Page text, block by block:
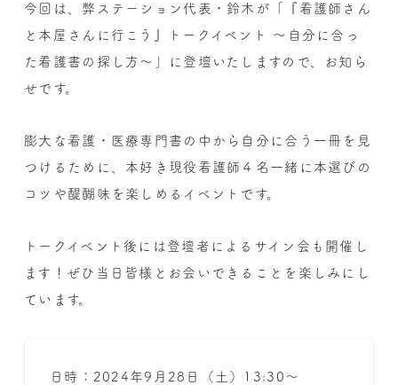
今回は、弊ステーション代表・鈴木が「『看護師さん
と本屋さんに行こう』トークイベント ～自分に合っ
た看護書の探し方～」に登壇いたしますので、お知ら
せです。
膨大な看護・医療専門書の中から自分に合う一冊を見
つけるために、本好き現役看護師４名一緒に本選びの
コツや醍醐味を楽しめるイベントです。
トークイベント後には登壇者によるサイン会も開催し
ます！ぜひ当日皆様とお会いできることを楽しみにし
ています。
日時：2024年9月28日（土）13:30〜